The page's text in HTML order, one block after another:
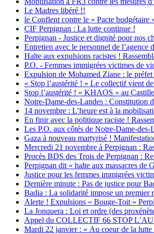
Le Madres libéré !!
le Conflent contre le « Pacte budgétaire
CIF Perpignan : La lutte continue !
Perpignan - Justice et dignité pour nos
Entretien avec le personnel de
Halte aux expulsions racistes !
P.O. - Femmes immigrées victimes de
Expulsion de Mohamed Ziane : le préfet
« Stop l’austérité ! » Le collectif vient
Stop l’austérité ! « KHAOS » au
Notre-Dame-des-Landes : Constitution
14 novembre : L’heure est à la
En finir avec la politique raciste !
Les P.O. aux côtés de Notre-Dame-
Gaza à nouveau martyrisé !
Mercredi 21 novembre à Perpignan :
Procès BDS des Trois de Perpignan :
Perpignan dit « halte aux massacres de
Justice pour les femmes immigrées
Dernière minute : Pas de justice pour
Badia : La solidarité impose un premier
Alerte ! Expulsions « Bouge-Toit »
La Jonquera : Loi et ordre (des
Appel du COLLECTIF 66 STOP
Mardi 22 janvier : « Au coeur de la